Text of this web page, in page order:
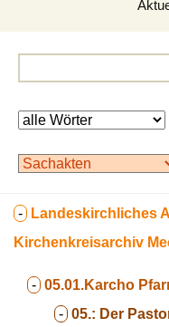
Inhalt
- Landeskirchliches
Kirchenkreisarchiv
- 05.01.Karcho
- 05.: Der